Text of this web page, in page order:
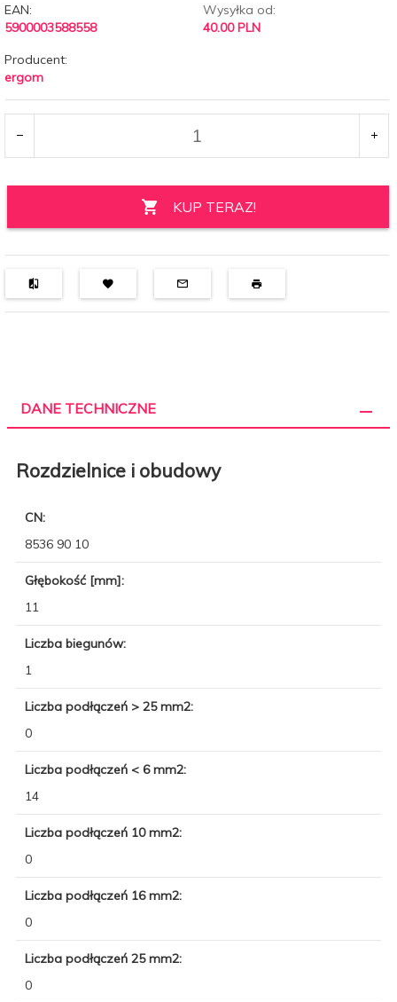
EAN:
5900003588558
Wysyłka od:
40.00 PLN
Producent:
ergom
KUP TERAZ!
DANE TECHNICZNE
Rozdzielnice i obudowy
CN:
8536 90 10
Głębokość [mm]:
11
Liczba biegunów:
1
Liczba podłączeń > 25 mm2:
0
Liczba podłączeń < 6 mm2:
14
Liczba podłączeń 10 mm2:
0
Liczba podłączeń 16 mm2:
0
Liczba podłączeń 25 mm2:
0